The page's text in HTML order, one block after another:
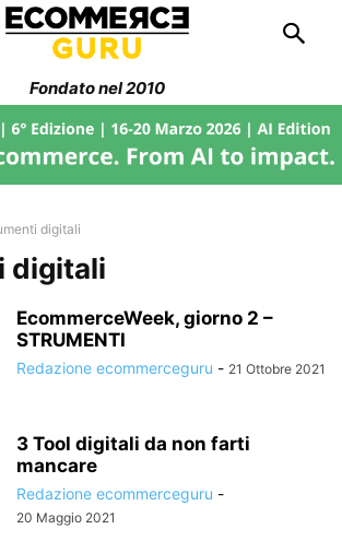
Fondato nel 2010
digitali
digitali
EcommerceWeek, giorno 2 –
STRUMENTI
Redazione ecommerceguru - 21 Ottobre 2021
3 Tool digitali da non farti
mancare
Redazione ecommerceguru -
20 Maggio 2021